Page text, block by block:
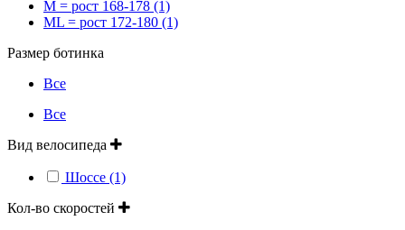
M = рост 168-178 (1)
ML = рост 172-180 (1)
Размер ботинка
Все
Все
Вид велосипеда
Шоссе (1)
Кол-во скоростей